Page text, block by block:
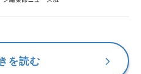
を読む